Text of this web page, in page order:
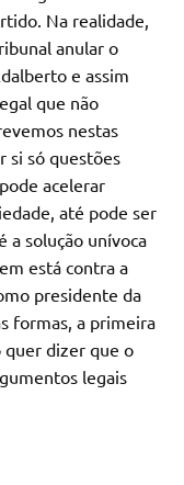
Na realidade,
anular o
e assim
que não
nestas
si só questões
acelerar
até pode ser
a solução unívoca
está contra a
presidente da
formas, a primeira
quer dizer que o
legais